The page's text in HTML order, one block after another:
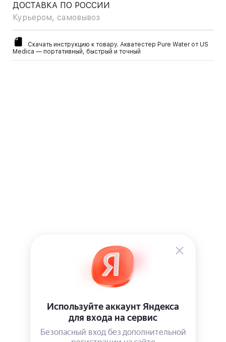
ДОСТАВКА ПО РОССИИ
Курьером, самовывоз
Скачать инструкцию к товару. Акватестер Pure Water от US
Medica — портативный, быстрый и точный